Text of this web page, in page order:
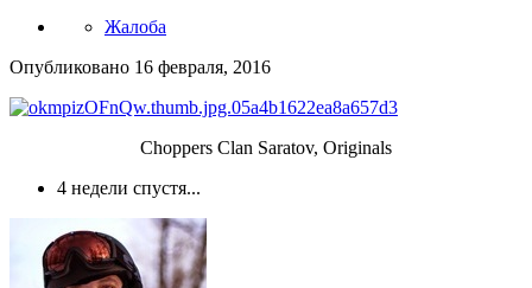
Жалоба
Опубликовано 16 февраля, 2016
Choppers Clan Saratov, Originals
4 недели спустя...